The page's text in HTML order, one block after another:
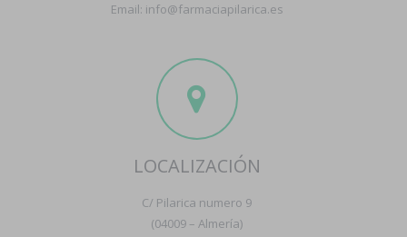
Email: info@farmaciapilarica.es
LOCALIZACIÓN
C/ Pilarica numero 9
(04009 – Almería)